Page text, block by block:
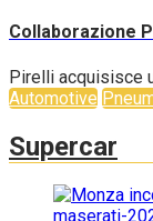
Collaborazione
Pirelli acquisisce
Automotive
Supercar